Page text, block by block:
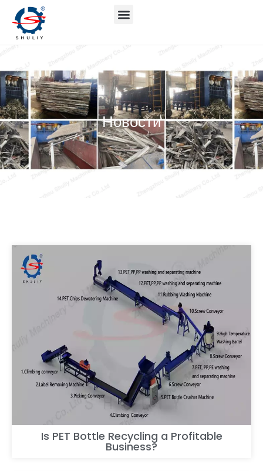
Новости
Is PET Bottle Recycling a Profitable
Business?